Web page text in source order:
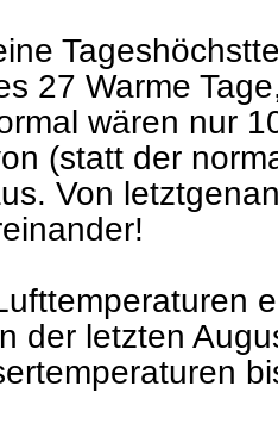
27 Warme
wären nur
(statt der
Von
der letzten